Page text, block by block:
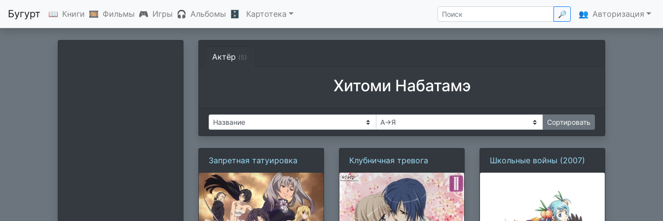
Бугурт 📖 Книги 🎞 Фильмы 🎮 Игры 🎧 Альбомы 🗄 Картотека 🔎 👥 Авторизация
Актёр (5)
Хитоми Набатамэ
Запретная татуировка Клубничная тревога Школьные войны (2007)